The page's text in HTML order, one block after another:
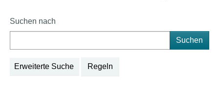
Suchformular
Suchen nach
Erweiterte Suche Regeln